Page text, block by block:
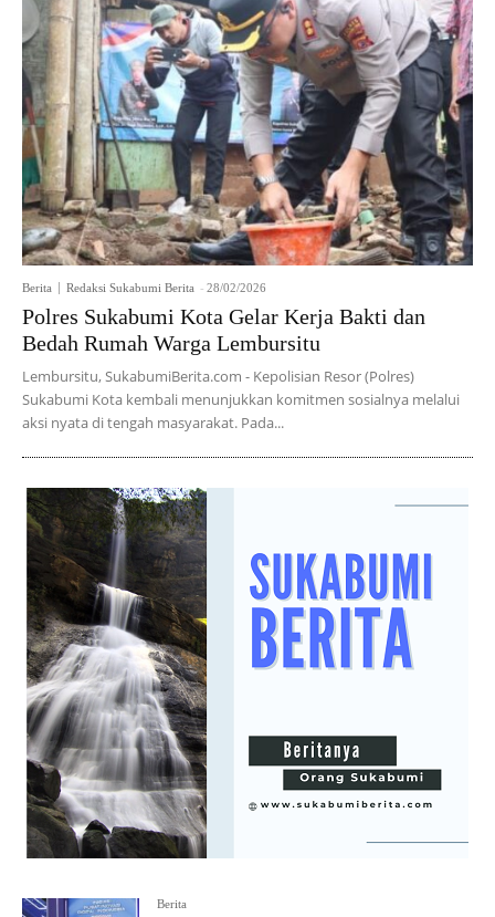
Berita Redaksi Sukabumi Berita - 28/02/2026
Polres Sukabumi Kota Gelar Kerja Bakti dan
Bedah Rumah Warga Lembursitu
Lembursitu, SukabumiBerita.com - Kepolisian Resor (Polres)
Sukabumi Kota kembali menunjukkan komitmen sosialnya melalui
aksi nyata di tengah masyarakat. Pada...
Berita